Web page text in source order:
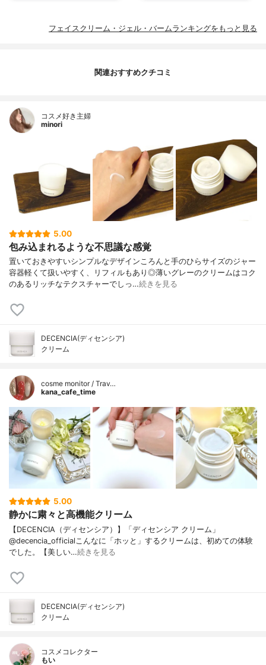
フェイスクリーム・ジェル・バームランキングをもっと見る
関連おすすめクチコミ
コスメ好き主婦
minori
5.00
包み込まれるような不思議な感覚
置いておきやすいシンプルなデザインころんと手のひらサイズのジャー
容器軽くて扱いやすく、リフィルもあり◎薄いグレーのクリームはコク
のあるリッチなテクスチャーでしっ…続きを見る
DECENCIA(ディセンシア)
クリーム
cosme monitor / Trav…
kana_cafe_time
5.00
静かに粛々と高機能クリーム
【DECENCIA（ディセンシア）】「ディセンシア クリーム」
@decencia_officialこんなに「ホッと」するクリームは、初めての体験
でした。【美しい…続きを見る
DECENCIA(ディセンシア)
クリーム
コスメコレクター
もい